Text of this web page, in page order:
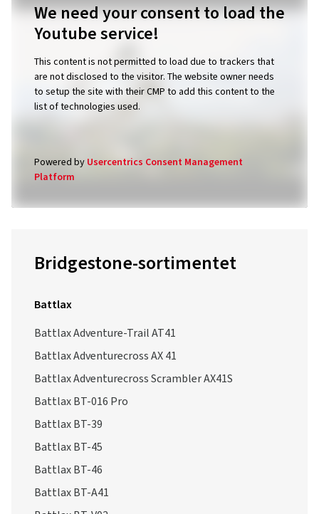
We need your consent to load the
Youtube service!
This content is not permitted to load due to trackers that
are not disclosed to the visitor. The website owner needs
to setup the site with their CMP to add this content to the
list of technologies used.
Powered by Usercentrics Consent Management
Platform
Bridgestone-sortimentet
Battlax
Battlax Adventure-Trail AT41
Battlax Adventurecross AX 41
Battlax Adventurecross Scrambler AX41S
Battlax BT-016 Pro
Battlax BT-39
Battlax BT-45
Battlax BT-46
Battlax BT-A41